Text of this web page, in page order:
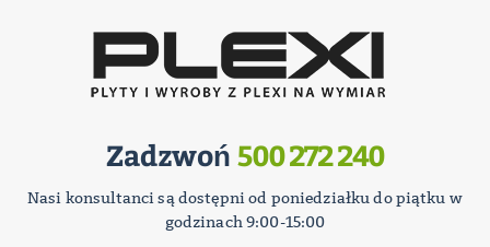
Zadzwoń 500 272 240
Nasi konsultanci są dostępni od poniedziałku do piątku w
godzinach 9:00-15:00